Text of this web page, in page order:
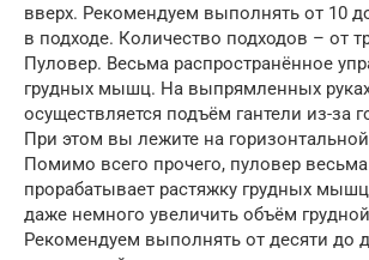
вверх. Рекомендуем выполнять от 10
в подходе. Количество подходов – от
Пуловер. Весьма распространённое
грудных мышц. На выпрямленных
осуществляется подъём гантели из-за
При этом вы лежите на
Помимо всего прочего, пуловер
прорабатывает растяжку грудных
даже немного увеличить объём
Рекомендуем выполнять от десяти до